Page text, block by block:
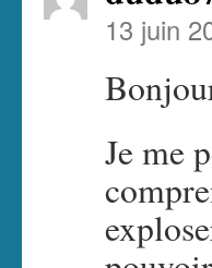
13 juin
Je me